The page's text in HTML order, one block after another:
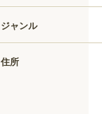
ジャンル
住所